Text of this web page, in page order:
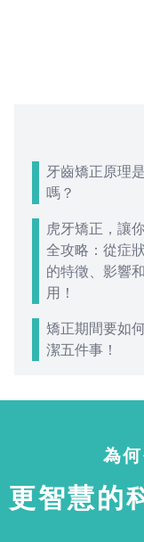
牙齒矯正原理
嗎？
虎牙矯正，讓
全攻略：從症
的特徵、影響
用！
矯正期間要如
潔五件事！
為
更智慧的